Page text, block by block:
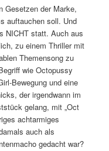
Gesetzen der Marke,
auftauchen soll. Und
NICHT statt. Auch aus
zu einem Thriller mit
Themensong zu
wie Octopussy
Bewegung und eine
der irgendwann im
gelang, mit „Oct
achtarmiges
auch als
gedacht war?